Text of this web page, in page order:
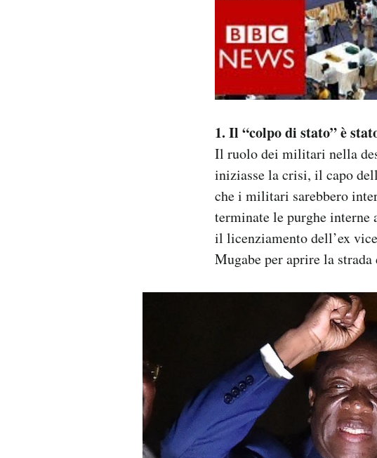
1. Il “colpo di stato” è
Il ruolo dei militari nella
iniziasse la crisi, il capo
che i militari sarebbero
terminate le purghe interne
il licenziamento dell’ex
Mugabe per aprire la